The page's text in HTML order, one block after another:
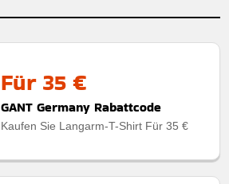
Für 35 €
GANT Germany Rabattcode
Kaufen Sie Langarm-T-Shirt Für 35 €